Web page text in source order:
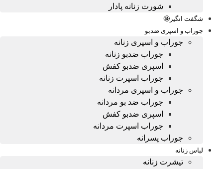
شورت زنانه پادار
شگفت انگیز🤩
جوراب و اسپری ضدبو
جوراب و اسپری زنانه
جوراب ضدبو زنانه
اسپری ضدبو کفش
جوراب اسپرت زنانه
جوراب و اسپری مردانه
جوراب ضد بو مردانه
اسپری ضدبو کفش
جوراب اسپرت مردانه
جوراب پسرانه
لباس زنانه
تیشرت زنانه